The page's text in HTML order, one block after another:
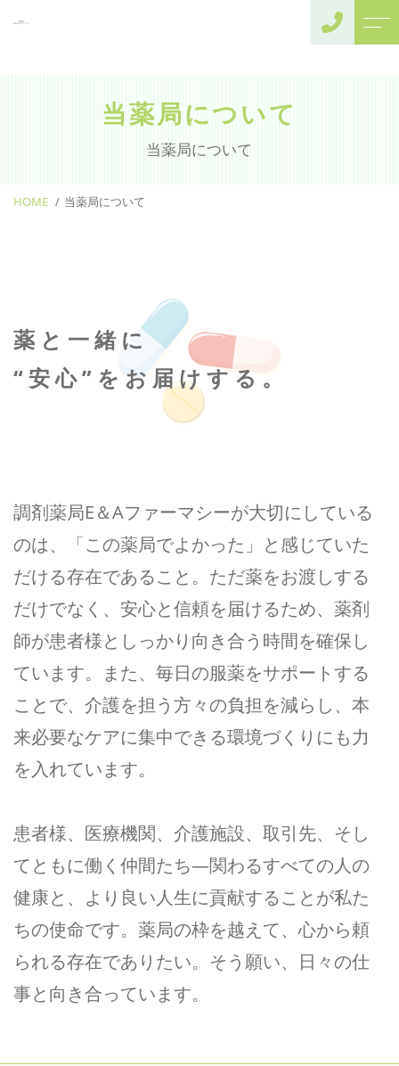
当薬局について
事業内容
介護施設様へ
オンライン診療・服
薬指導の患者様へ
一般患者様へ
よくある質問
ブログ
当薬局からのお
お問い合わせ
0138-77-1712
メールでのお問い合わせ
CONTACT
処方箋ネット受付
求人応募
当薬局について
当薬局について
HOME 当薬局について
薬と一緒に
“安心”をお届けする。
調剤薬局E＆Aファーマシーが大切にしている
のは、「この薬局でよかった」と感じていた
だける存在であること。ただ薬をお渡しする
だけでなく、安心と信頼を届けるため、薬剤
師が患者様としっかり向き合う時間を確保し
ています。また、毎日の服薬をサポートする
ことで、介護を担う方々の負担を減らし、本
来必要なケアに集中できる環境づくりにも力
を入れています。
患者様、医療機関、介護施設、取引先、そし
てともに働く仲間たち—関わるすべての人の
健康と、より良い人生に貢献することが私た
ちの使命です。薬局の枠を越えて、心から頼
られる存在でありたい。そう願い、日々の仕
事と向き合っています。